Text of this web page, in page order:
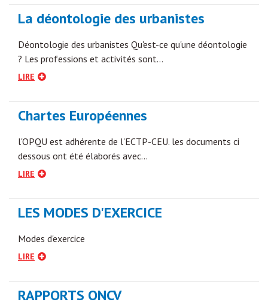
La déontologie des urbanistes
Déontologie des urbanistes Qu'est-ce qu'une déontologie
? Les professions et activités sont…
LIRE
Chartes Européennes
l'OPQU est adhérente de l'ECTP-CEU. les documents ci
dessous ont été élaborés avec…
LIRE
LES MODES D'EXERCICE
Modes d'exercice
LIRE
RAPPORTS ONCV